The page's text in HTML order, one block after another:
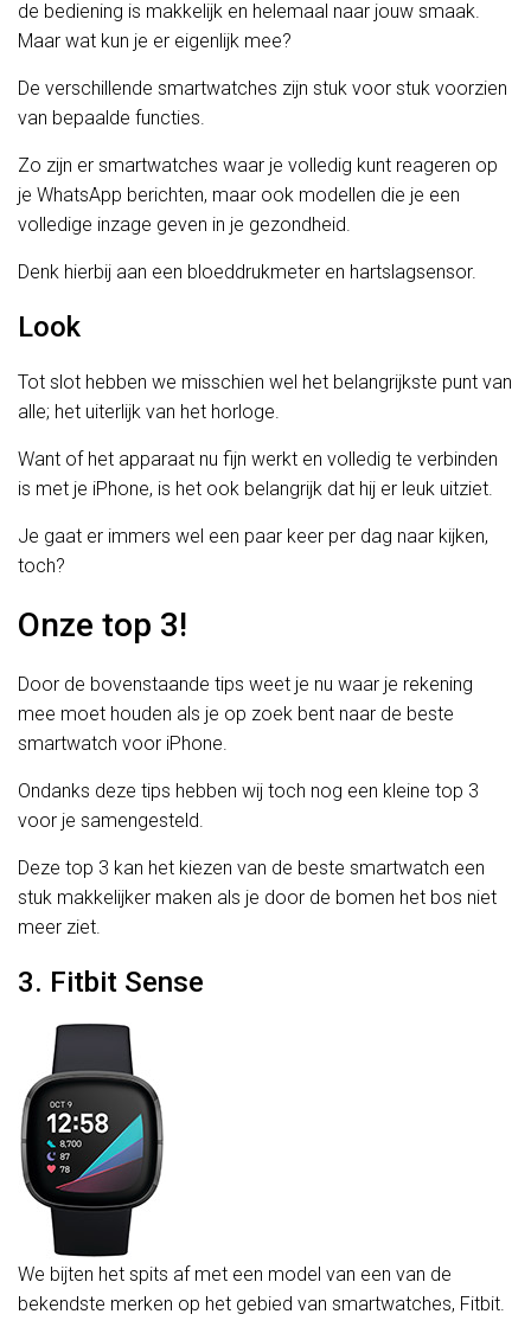
de bediening is makkelijk en helemaal naar jouw smaak.
Maar wat kun je er eigenlijk mee?
De verschillende smartwatches zijn stuk voor stuk voorzien
van bepaalde functies.
Zo zijn er smartwatches waar je volledig kunt reageren op
je WhatsApp berichten, maar ook modellen die je een
volledige inzage geven in je gezondheid.
Denk hierbij aan een bloeddrukmeter en hartslagsensor.
Look
Tot slot hebben we misschien wel het belangrijkste punt van
alle; het uiterlijk van het horloge.
Want of het apparaat nu fijn werkt en volledig te verbinden
is met je iPhone, is het ook belangrijk dat hij er leuk uitziet.
Je gaat er immers wel een paar keer per dag naar kijken,
toch?
Onze top 3!
Door de bovenstaande tips weet je nu waar je rekening
mee moet houden als je op zoek bent naar de beste
smartwatch voor iPhone.
Ondanks deze tips hebben wij toch nog een kleine top 3
voor je samengesteld.
Deze top 3 kan het kiezen van de beste smartwatch een
stuk makkelijker maken als je door de bomen het bos niet
meer ziet.
3. Fitbit Sense
We bijten het spits af met een model van een van de
bekendste merken op het gebied van smartwatches, Fitbit.